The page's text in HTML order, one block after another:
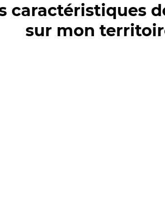
caractéristiques
sur mon